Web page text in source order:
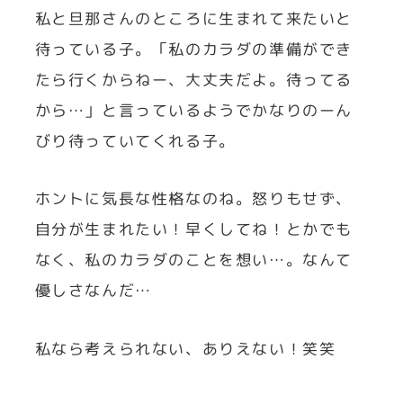
私と旦那さんのところに生まれて来たいと
待っている子。「私のカラダの準備ができ
たら行くからねー、大丈夫だよ。待ってる
から…」と言っているようでかなりのーん
びり待っていてくれる子。
ホントに気長な性格なのね。怒りもせず、
自分が生まれたい！早くしてね！とかでも
なく、私のカラダのことを想い…。なんて
優しさなんだ…
私なら考えられない、ありえない！笑笑